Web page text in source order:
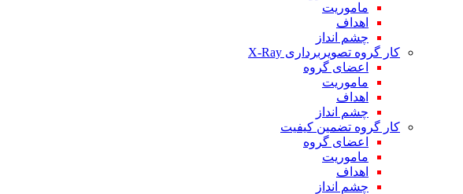
ماموریت
اهداف
چشم انداز
کار گروه تصویربرداری X-Ray
اعضای گروه
ماموریت
اهداف
چشم انداز
کار گروه تضمین کیفیت
اعضای گروه
ماموریت
اهداف
چشم انداز